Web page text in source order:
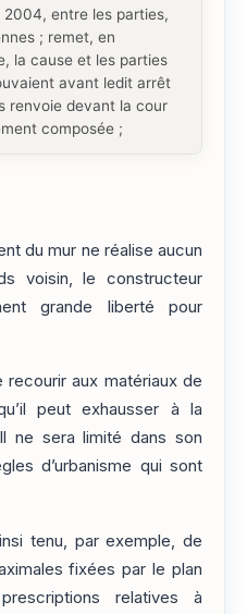
entre les parties,
; remet, en
la cause et les parties
avant ledit arrêt
renvoie devant la cour
composée ;
du mur ne réalise aucun
voisin, le constructeur
grande liberté pour
aux matériaux de
peut exhausser à la
ne sera limité dans son
d’urbanisme qui sont
tenu, par exemple, de
fixées par le plan
relatives à